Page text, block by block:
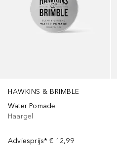
HAWKINS & BRIMBLE
Water Pomade
Haargel
Adviesprijs* € 12,99